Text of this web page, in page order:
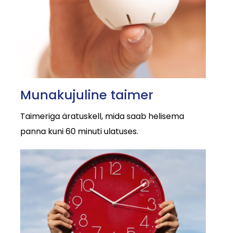
Munakujuline taimer
Taimeriga äratuskell, mida saab helisema
panna kuni 60 minuti ulatuses.